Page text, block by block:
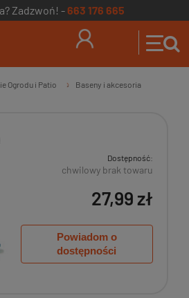
Zadzwoń! -663 176 665
Ogrodu i Patio » Baseny i akcesoria
Dostępność:
chwilowy brak towaru
27,99 zł
Powiadom o
dostępności